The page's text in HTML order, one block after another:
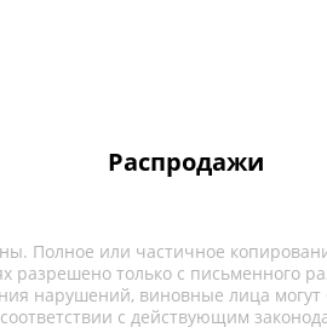
Распродажи
Полное или частичное
разрешено только с письменного
нарушений, виновные лица
с действующим